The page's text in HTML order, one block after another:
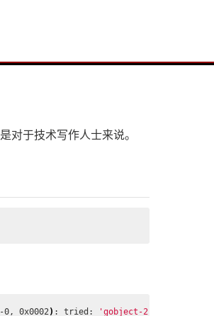
对于技术写作人士来说。
0x0002) : tried: 'gobject-2.0-0'